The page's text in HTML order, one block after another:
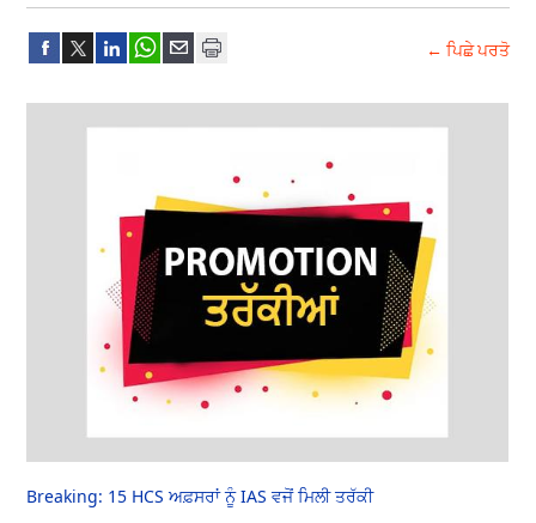
← ਪਿਛੇ ਪਰਤੋ
Breaking: 15 HCS ਅਫ਼ਸਰਾਂ ਨੂੰ IAS ਵਜੋਂ ਮਿਲੀ ਤਰੱਕੀ